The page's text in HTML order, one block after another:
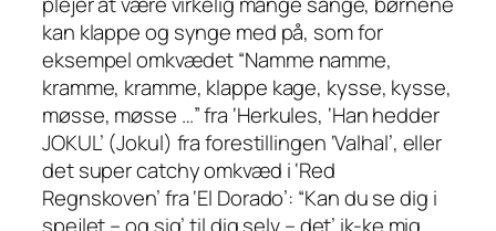
kan klappe og synge med på, som for
eksempel omkvædet“Namme namme,
kramme, kramme, klappe kage, kysse, kysse,
møsse, møsse …”fra ‘Herkules, ‘Han hedder
JOKUL’ (Jokul) fra forestillingen ‘Valhal’, eller
det supercatchyomkvæd i ‘Red
Regnskoven’ fra ‘El Dorado’: “Kan du se dig i